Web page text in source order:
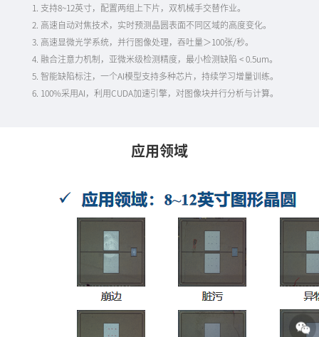
1. 支持8~12英寸，配置两组上下片，双机械手交替作业。
2. 高速自动对焦技术，实时预测晶圆表面不同区域的高度变化。
3. 高速显微光学系统，并行图像处理，吞吐量＞100张/秒。
4. 融合注意力机制，亚微米级检测精度，最小检测缺陷 < 0.5um。
5. 智能缺陷标注，一个AI模型支持多种芯片，持续学习增量训练。
6. 100%采用AI，利用CUDA加速引擎，对图像块并行分析与计算。
应用领域